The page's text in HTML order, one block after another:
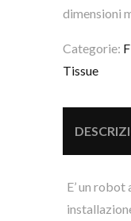
dimensioni
Categorie:
Tissue
E’ un